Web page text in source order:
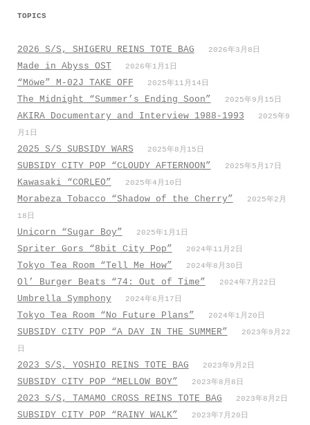
TOPICS
2026 S/S, SHIGERU REINS TOTE BAG 2026年3月8日
Made in Abyss OST 2026年1月1日
“Möwe” M-02J TAKE OFF 2025年11月14日
The Midnight “Summer’s Ending Soon” 2025年9月15日
AKIRA Documentary and Interview 1988-1993
2025年9
月1日
2025 S/S SUBSIDY WARS 2025年8月15日
SUBSIDY CITY POP “CLOUDY AFTERNOON” 2025年5月17日
Kawasaki “CORLEO” 2025年4月10日
Morabeza Tobacco “Shadow of the Cherry”
2025年2月
18日
Unicorn “Sugar Boy” 2025年1月1日
Spriter Gors “8bit City Pop” 2024年11月2日
Tokyo Tea Room “Tell Me How” 2024年8月30日
Ol’ Burger Beats “74: Out of Time” 2024年7月22日
Umbrella Symphony 2024年6月17日
Tokyo Tea Room “No Future Plans” 2024年1月20日
SUBSIDY CITY POP “A DAY IN THE SUMMER”
2023年9月22
日
2023 S/S, YOSHIO REINS TOTE BAG 2023年9月2日
SUBSIDY CITY POP “MELLOW BOY” 2023年8月8日
2023 S/S, TAMAMO CROSS REINS TOTE BAG 2023年8月2日
SUBSIDY CITY POP “RAINY WALK” 2023年7月20日